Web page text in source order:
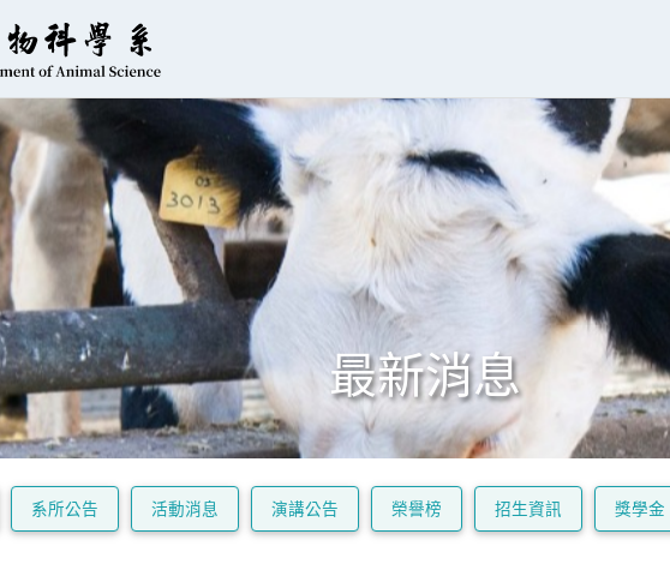
最新消息
系所公告 活動消息 演講公告 榮譽榜 招生資訊 獎學金